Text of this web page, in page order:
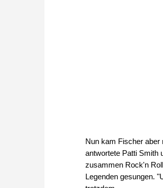
Nun kam Fischer aber
antwortete Patti Smith
zusammen Rock'n
Legenden gesungen.